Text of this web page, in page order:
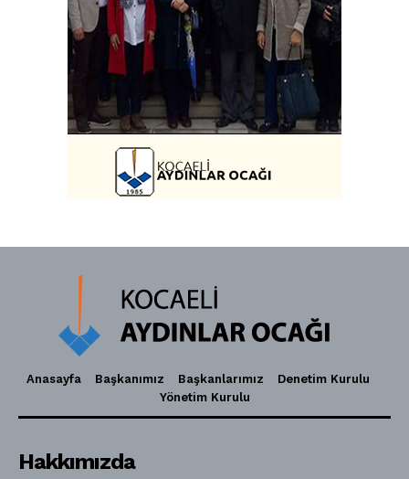
Anasayfa Başkanımız Başkanlarımız
Denetim Kurulu
Yönetim Kurulu
Hakkımızda